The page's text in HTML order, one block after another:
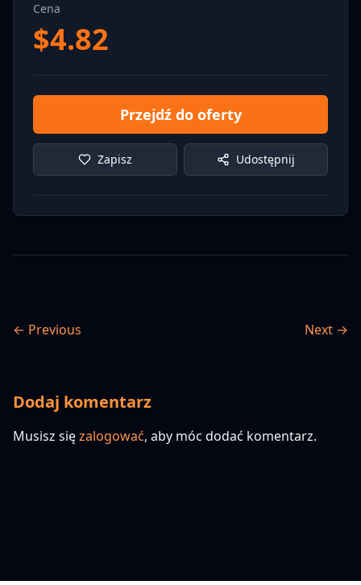
Cena
$4.82
Przejdź do oferty
Zapisz Udostępnij
← Previous Next →
Dodaj komentarz
Musisz sięzalogować, aby móc dodać komentarz.